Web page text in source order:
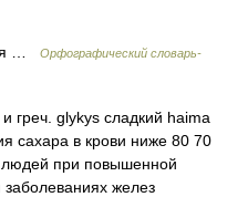
…
Орфографический словарь-
греч. glykys сладкий haima
сахара в крови ниже 80 70
людей при повышенной
желез